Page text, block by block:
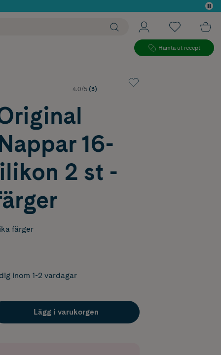
Hämta ut recept
4.0/5 (3)
16-
2 st -
färger
inom 1-2 vardagar
Lägg i varukorgen